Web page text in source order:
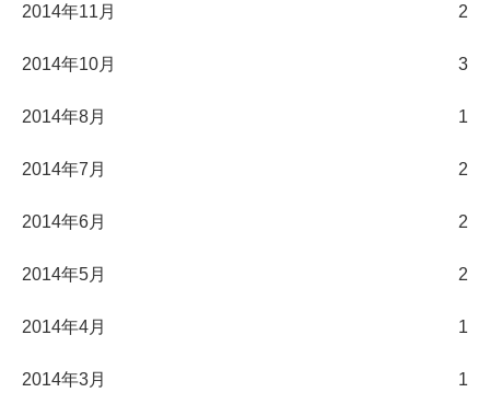
2014年11月 2
2014年10月 3
2014年8月 1
2014年7月 2
2014年6月 2
2014年5月 2
2014年4月 1
2014年3月 1